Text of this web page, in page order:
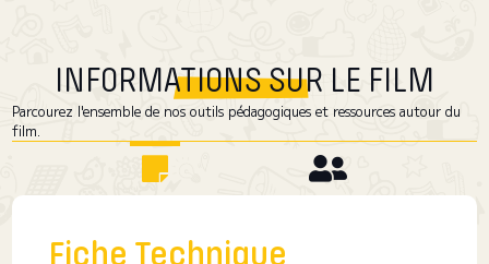
INFORMATIONS SUR LE FILM
Parcourez l'ensemble de nos outils pédagogiques et ressources autour du
film.
Fiche Technique